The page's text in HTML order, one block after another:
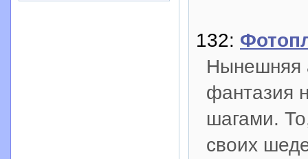
132:
Нынешняя
фантазия
шагами.
своих